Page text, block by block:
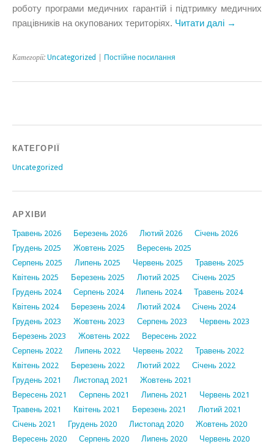
роботу програми медичних гарантій і підтримку медичних
працівників на окупованих територіях. Читати далі →
Категорії: Uncategorized Постійне посилання
КАТЕГОРІЇ
Uncategorized
АРХІВИ
Травень 2026 Березень 2026 Лютий 2026
Січень 2026
Грудень 2025
Жовтень 2025
Вересень 2025
Серпень 2025
Липень 2025 Червень 2025
Травень 2025
Квітень 2025
Березень 2025 Лютий 2025
Січень 2025
Грудень 2024
Серпень 2024 Липень 2024
Травень 2024
Квітень 2024
Березень 2024 Лютий 2024
Січень 2024
Грудень 2023
Жовтень 2023 Серпень 2023
Червень 2023
Березень 2023
Жовтень 2022
Вересень 2022
Серпень 2022
Липень 2022 Червень 2022
Травень 2022
Квітень 2022
Березень 2022 Лютий 2022
Січень 2022
Грудень 2021
Листопад 2021
Жовтень 2021
Вересень 2021
Серпень 2021 Липень 2021
Червень 2021
Травень 2021
Квітень 2021 Березень 2021
Лютий 2021
Січень 2021
Грудень 2020 Листопад 2020
Жовтень 2020
Вересень 2020
Серпень 2020 Липень 2020
Червень 2020